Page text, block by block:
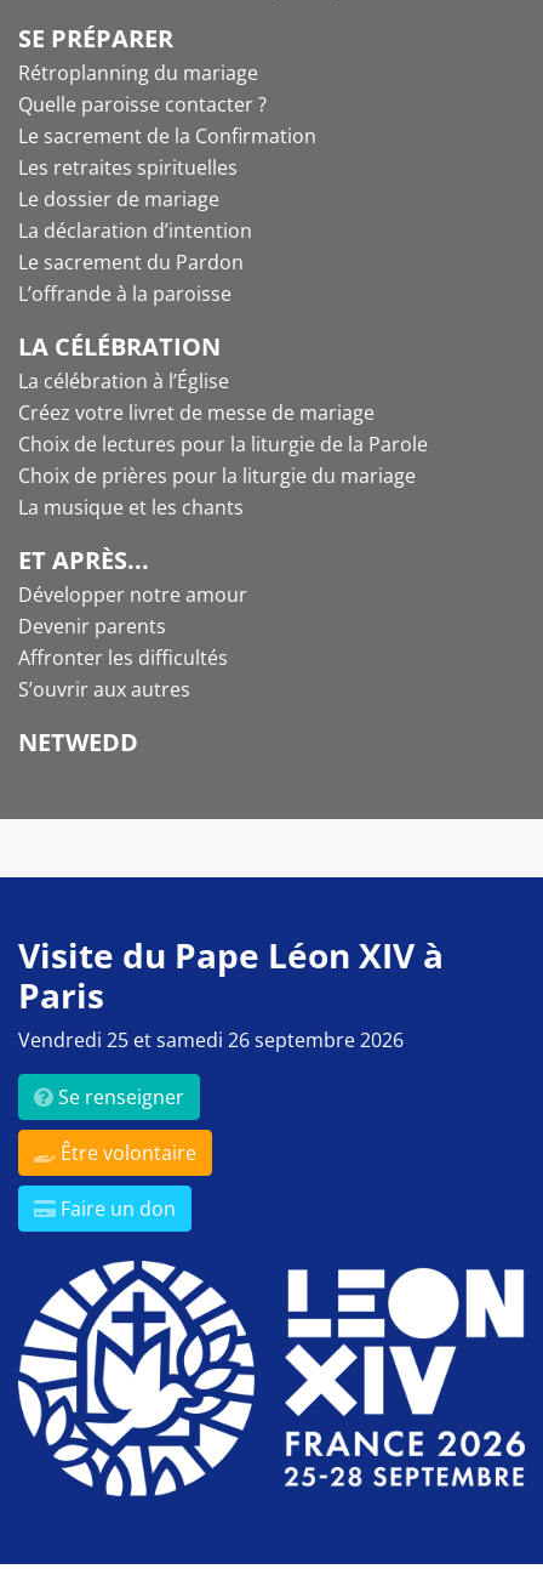
SE PRÉPARER
Rétroplanning du mariage
Quelle paroisse contacter ?
Le sacrement de la Confirmation
Les retraites spirituelles
Le dossier de mariage
La déclaration d’intention
Le sacrement du Pardon
L’offrande à la paroisse
LA CÉLÉBRATION
La célébration à l’Église
Créez votre livret de messe de mariage
Choix de lectures pour la liturgie de la Parole
Choix de prières pour la liturgie du mariage
La musique et les chants
ET APRÈS...
Développer notre amour
Devenir parents
Affronter les difficultés
S’ouvrir aux autres
NETWEDD
Visite du Pape Léon XIV à
Paris
Vendredi 25 et samedi 26 septembre 2026
Se renseigner
Être volontaire
Faire un don